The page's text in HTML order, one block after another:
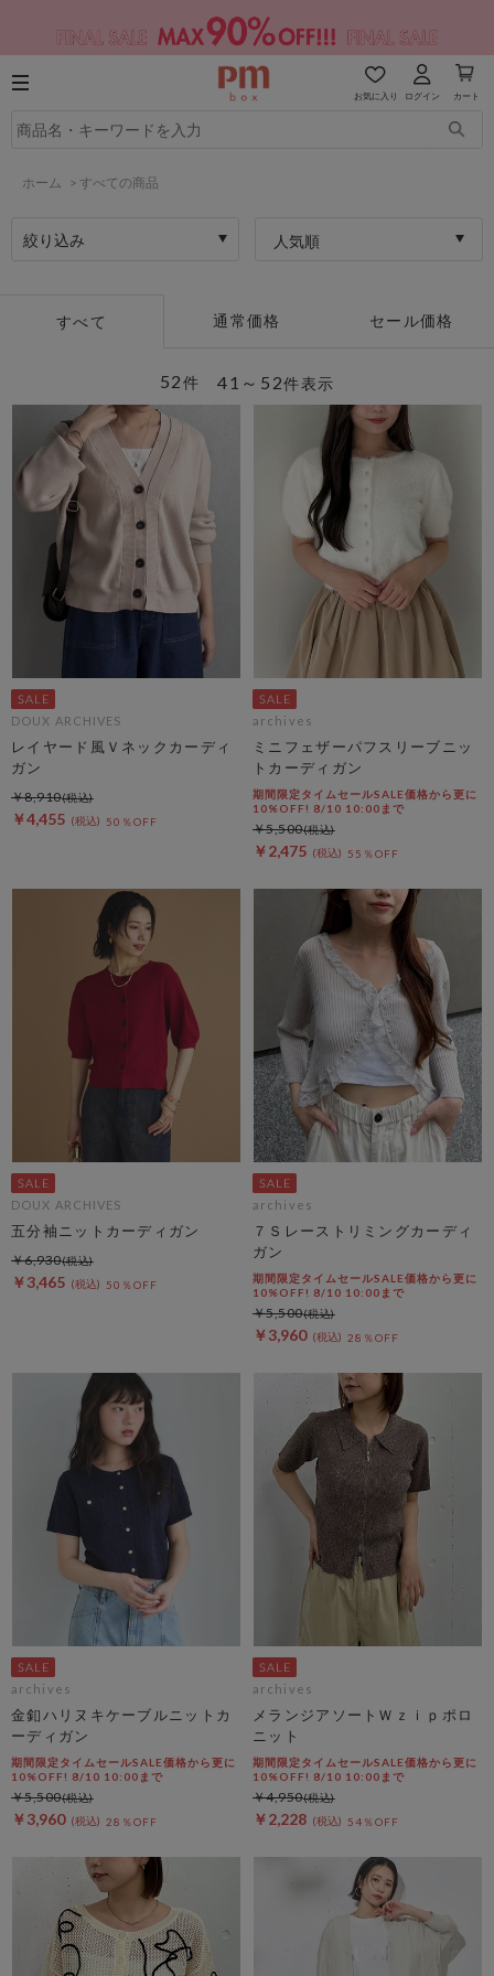
お気に入り ログイン カート
ホーム > すべての商品
絞り込み 人気順
すべて 通常価格 セール価格
41～52件表示
52件
DOUX ARCHIVES
レイヤード風Ｖネックカーディ
ガン
￥4,455 50％OFF
￥8,910
archives
ミニフェザーパフスリーブニッ
トカーディガン
期間限定タイムセールSALE価格から更に
10%OFF! 8/10 10:00まで
￥2,475 55％OFF
￥5,500
DOUX ARCHIVES
五分袖ニットカーディガン
￥3,465 50％OFF
￥6,930
archives
７Ｓレーストリミングカーディ
ガン
期間限定タイムセールSALE価格から更に
10%OFF! 8/10 10:00まで
￥3,960 28％OFF
￥5,500
archives
金釦ハリヌキケーブルニットカ
ーディガン
期間限定タイムセールSALE価格から更に
10%OFF! 8/10 10:00まで
￥3,960 28％OFF
￥5,500
archives
メランジアソートＷｚｉｐポロ
ニット
期間限定タイムセールSALE価格から更に
10%OFF! 8/10 10:00まで
￥2,228 54％OFF
￥4,950